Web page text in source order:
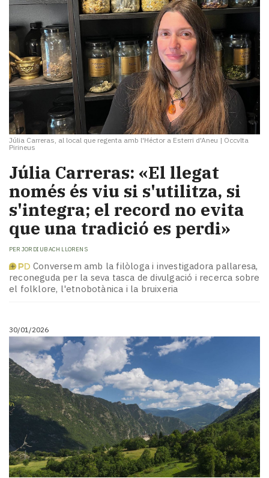
Júlia Carreras, al local que regenta amb l'Héctor a Esterri d'Aneu | Occvlta
Pirineus
Júlia Carreras: «El llegat
només és viu si s'utilitza, si
s'integra; el record no evita
que una tradició es perdi»
PER JORDI UBACH LLORENS
Conversem amb la filòloga i investigadora pallaresa,
reconeguda per la seva tasca de divulgació i recerca sobre
el folklore, l'etnobotànica i la bruixeria
30/01/2026